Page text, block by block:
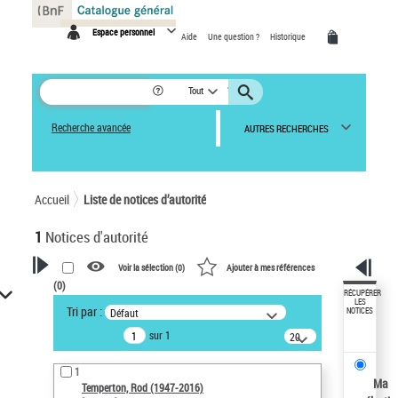
Espace personnel Aide Une question ? Historique
Tout
Recherche avancée AUTRES RECHERCHES
Accueil Liste de notices d’autorité
1 Notices d'autorité
VOTRE RECHERCHE
Recherche avancée dans les
notices d’autorité
Œuvres liées à l'auteur :
Temperton, Rod (1947-2016)
Voir la sélection (0) Ajouter à mes références
(0)
Tri par : Défaut
sur 1
20
résultats/page
1
Temperton, Rod (1947-2016)
RÉCUPÉRER
LES
NOTICES
Ma
Panneau de gestion des cookies